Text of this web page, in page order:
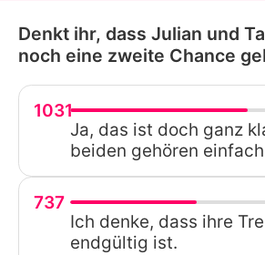
Denkt ihr, dass Julian und
noch eine zweite Chance
1031
Ja, das ist doch ganz
beiden gehören
737
Ich denke, dass ihre
endgültig ist.